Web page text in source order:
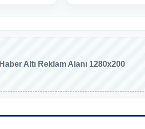
Haber Altı Reklam Alanı 1280x200